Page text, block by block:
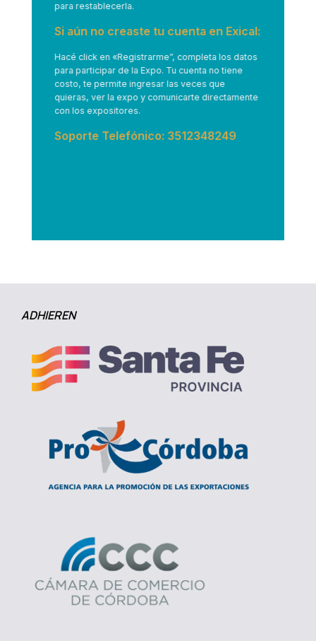
para restablecerla.
Si aún no creaste tu cuenta en Exical:
Hacé click en «Registrarme”, completa los datos
para participar de la Expo. Tu cuenta no tiene
costo, te permite ingresar las veces que
quieras, ver la expo y comunicarte directamente
con los expositores.
Soporte Telefónico: 3512348249
ADHIEREN